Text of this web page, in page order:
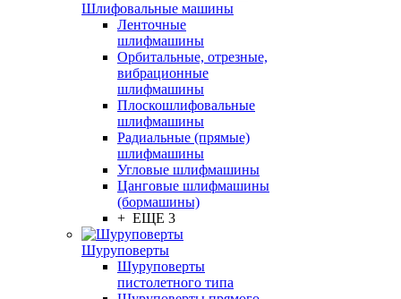
Шлифовальные машины
Ленточные
шлифмашины
Орбитальные, отрезные,
вибрационные
шлифмашины
Плоскошлифовальные
шлифмашины
Радиальные (прямые)
шлифмашины
Угловые шлифмашины
Цанговые шлифмашины
(бормашины)
+ ЕЩЕ 3
Шуруповерты
Шуруповерты
пистолетного типа